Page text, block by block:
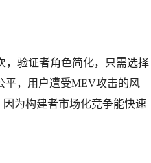
，验证者角色简化，只需选择
平，用户遭受MEV攻击的风
为构建者市场化竞争能快速